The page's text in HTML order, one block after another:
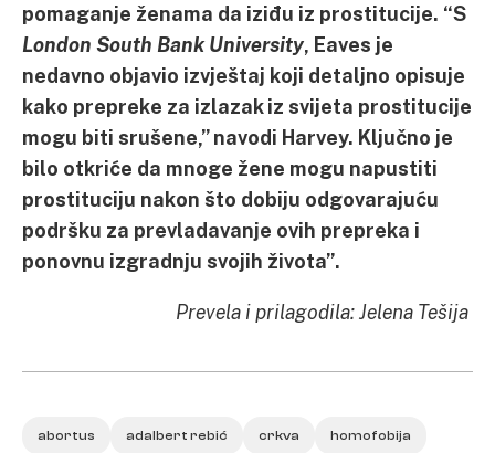
pomaganje ženama da iziđu iz prostitucije. “S
London South Bank University, Eaves je
nedavno objavio izvještaj koji detaljno opisuje
kako prepreke za izlazak iz svijeta prostitucije
mogu biti srušene,” navodi Harvey. Ključno je
bilo otkriće da mnoge žene mogu napustiti
prostituciju nakon što dobiju odgovarajuću
podršku za prevladavanje ovih prepreka i
ponovnu izgradnju svojih života”.
Prevela i prilagodila: Jelena Tešija
abortus adalbert rebić crkva homofobija